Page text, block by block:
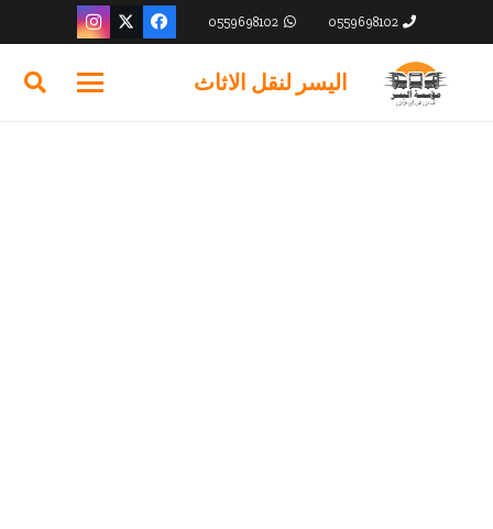
0559698102
0559698102
اليسر لنقل الاثاث